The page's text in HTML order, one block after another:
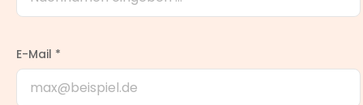
E-Mail *